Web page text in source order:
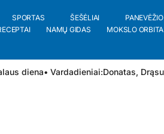
SPORTAS ŠEŠĖLIAI
NAMŲ GIDAS MOKSLO ORBITA
diena• Vardadieniai:Donatas,